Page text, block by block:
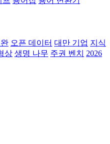
오픈 데이터 대만 기업 지식
상 생명 나무 주권 벤치
2026